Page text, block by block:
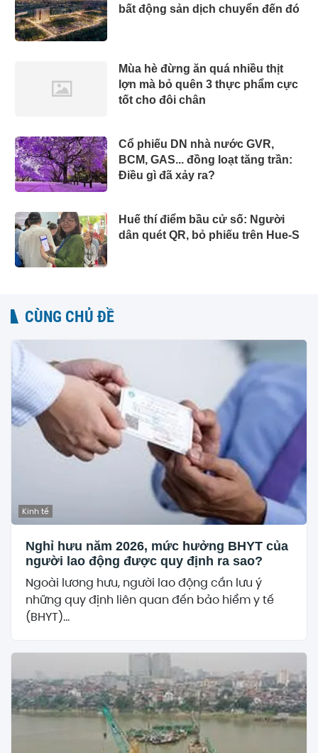
bất động sản dịch chuyển đến đó
Mùa hè đừng ăn quá nhiều thịt
lợn mà bỏ quên 3 thực phẩm cực
tốt cho đôi chân
Cổ phiếu DN nhà nước GVR,
BCM, GAS... đồng loạt tăng trần:
Điều gì đã xảy ra?
Huế thí điểm bầu cử số: Người
dân quét QR, bỏ phiếu trên Hue-S
CÙNG CHỦ ĐỀ
Kinh tế
Nghỉ hưu năm 2026, mức hưởng BHYT của
người lao động được quy định ra sao?
Ngoài lương hưu, người lao động cần lưu ý
những quy định liên quan đến bảo hiểm y tế
(BHYT)...